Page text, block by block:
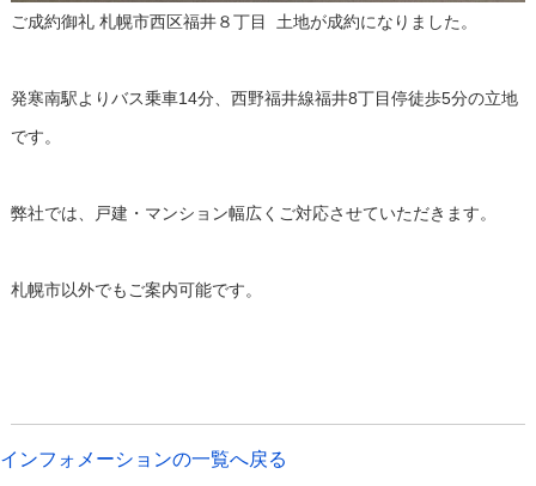
ご成約御礼 札幌市西区福井８丁目 土地が成約になりました。
発寒南駅よりバス乗車14分、西野福井線福井8丁目停徒歩5分の立地
です。
弊社では、戸建・マンション幅広くご対応させていただきます。
札幌市以外でもご案内可能です。
インフォメーションの一覧へ戻る